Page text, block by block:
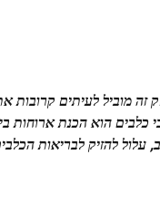
מוביל לעיתים קרובות
הוא הכנת ארוחות
עלול להזיק לבריאות